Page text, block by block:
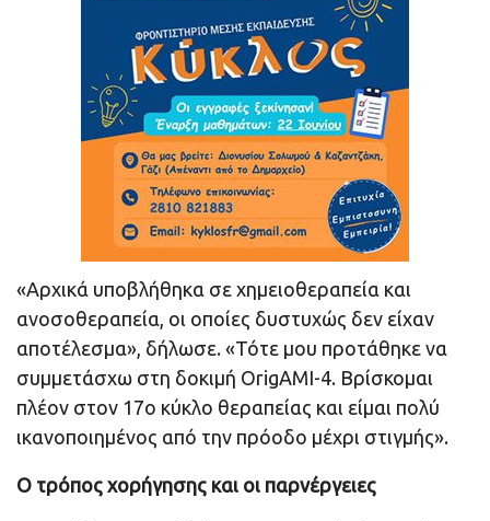
«Αρχικά υποβλήθηκα σε χημειοθεραπεία και
ανοσοθεραπεία, οι οποίες δυστυχώς δεν είχαν
αποτέλεσμα», δήλωσε. «Τότε μου προτάθηκε να
συμμετάσχω στη δοκιμή OrigAMI-4. Βρίσκομαι
πλέον στον 17ο κύκλο θεραπείας και είμαι πολύ
ικανοποιημένος από την πρόοδο μέχρι στιγμής».
Ο τρόπος χορήγησης και οι παρνέργειες